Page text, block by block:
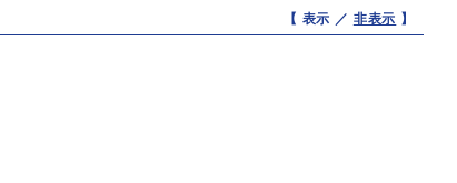
【 表示 ／ 非表示 】